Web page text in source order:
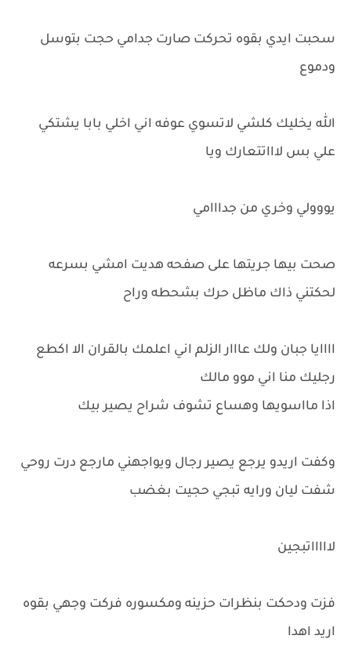
سحبت ايدي بقوه تحركت صارت جدامي حجت بتوسل
ودموع
الله يخليك كلشي لاتسوي عوفه اني اخلي بابا يشتكي
علي بس لاااتتعارك ويا
يووولي وخري من جدااامي
صحت بيها جريتها على صفحه هديت امشي بسرعه
لحكتني ذاك ماظل حرك بشحطه وراح
اااايا جبان ولك عااار الزلم اني اعلمك بالقران الا اكطع
رجليك منا اني موو مالك
اذا مااسويها وهساع تشوف شراح يصير بيك
وكفت اريدو يرجع يصير رجال ويواجهني مارجع درت روحي
شفت ليان ورايه تبجي حجيت بغضب
لاااااتبجين
فزت ودحكت بنظرات حزينه ومكسوره فركت وجهي بقوه
اريد اهدا